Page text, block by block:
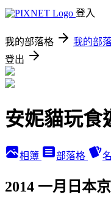
登入
我的部落格 我的部
登出
安妮貓玩食
相簿 部落格
2014 一月日本